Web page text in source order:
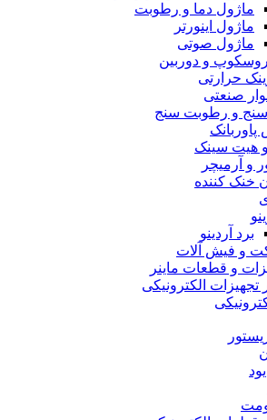
ماژول دما و رطوبت
ماژول اینورتر
ماژول صوتی
و دوربین
حرارتی
صنعتی
سنج و رطوبت سنج
هیت سینک
و آرمیچر
خنک کننده
برد آردینو
و فیش آلات
و قطعات ماینر
تجهیزات الکترونیکی